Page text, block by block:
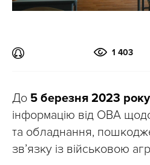
1 403
До 5 березня 2023 року
інформацію від ОВА
та обладнання,
зв’язку із військовою